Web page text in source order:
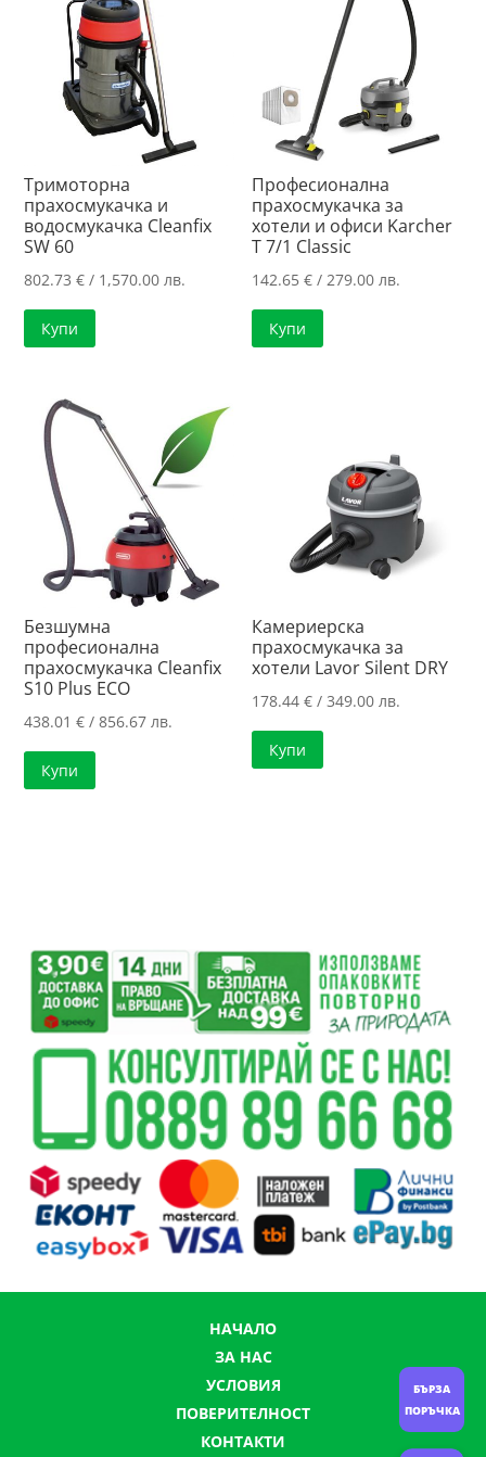
Тримоторна
прахосмукачка и
водосмукачка Cleanfix
SW 60
802.73€ / 1,570.00 лв.
Купи
Професионална
прахосмукачка за
хотели и офиси Karcher
T 7/1 Classic
142.65€ / 279.00 лв.
Купи
Безшумна
професионална
прахосмукачка Cleanfix
S10 Plus ECO
438.01€ / 856.67 лв.
Купи
Камериерска
прахосмукачка за
хотели Lavor Silent DRY
178.44€ / 349.00 лв.
Купи
НАЧАЛО
ЗА НАС
УСЛОВИЯ
ПОВЕРИТЕЛНОСТ
КОНТАКТИ
БЪРЗА
ПОРЪЧКА